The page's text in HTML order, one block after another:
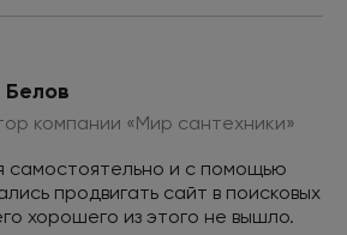
сайта поисковыми
компании «Мир сантехники»
самостоятельно и с помощью
продвигать сайт в поисковых
хорошего из этого не вышло.